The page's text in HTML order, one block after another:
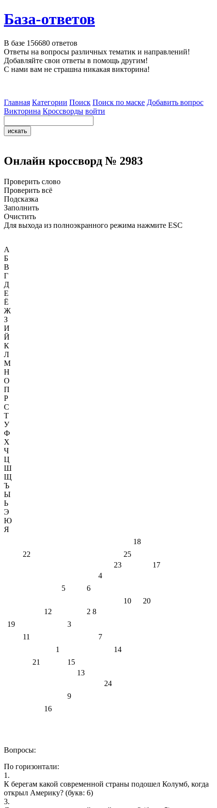
База-ответов
В базе 156680 ответов
Ответы на вопросы различных тематик и направлений!
Добавляйте свои ответы в помощь другим!
С нами вам не страшна никакая викторина!
Главная Категории Поиск Поиск по маске Добавить вопрос
Викторина Кроссворды войти
Онлайн кроссворд № 2983
Проверить слово
Проверить всё
Подсказка
Заполнить
Очистить
Для выхода из полноэкранного режима нажмите ESC
А
Б
В
Г
Д
Е
Ё
Ж
З
И
Й
К
Л
М
Н
О
П
Р
С
Т
У
Ф
Х
Ч
Ц
Ш
Щ
Ъ
Ы
Ь
Э
Ю
Я
18
22
25
23
17
4
5
6
10
20
12
2 8
19
3
11
7
1
14
21
15
13
24
9
16
Вопросы:
По горизонтали:
1.
К берегам какой современной страны подошел Колумб, когда
открыл Америку? (букв: 6)
3.